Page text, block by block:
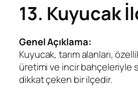
13. Kuyucak
Genel Açıklama:
Kuyucak, tarım alanları,
üretimi ve incir bahçeleriyle
dikkat çeken bir ilçedir.